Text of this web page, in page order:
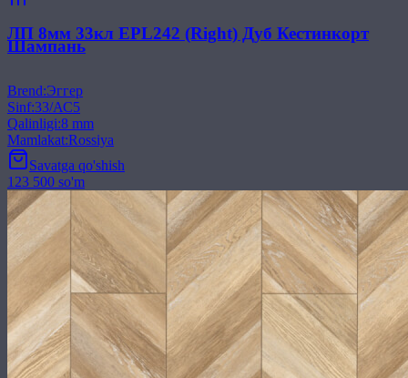
ЛП 8мм 33кл EPL242 (Right) Дуб Кестинкорт
Шампань
Brend:Эггер
Sinf:33/АС5
Qalinligi:8 mm
Mamlakat:Rossiya
Savatga qo'shish
123 500 so'm